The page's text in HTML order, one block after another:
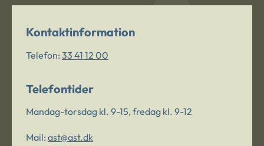
Kontaktinformation
Telefon: 33 41 12 00
Telefontider
Mandag-torsdag kl. 9-15, fredag kl. 9-12
Mail: ast@ast.dk